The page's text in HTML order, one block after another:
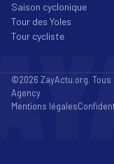
Saison cyclonique
Tour des Yoles
Tour cycliste
©2026 ZayActu.org.
Agency
Mentions légales